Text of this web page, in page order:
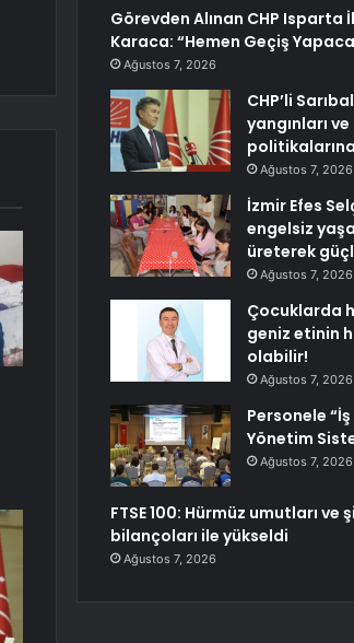
Görevden Alınan CHP Isparta
Karaca: “Hemen Geçiş
Ağustos 7, 2026
CHP’li
yangınları
Ağustos 7, 2026
İzmir Efes
engelsiz
üreterek
Ağustos 7, 2026
Çocuklarda
geniz etinin
olabilir!
Ağustos 7, 2026
Personele
Yönetim
Ağustos 7, 2026
FTSE 100: Hürmüz umutları ve
bilançoları ile yükseldi
Ağustos 7, 2026